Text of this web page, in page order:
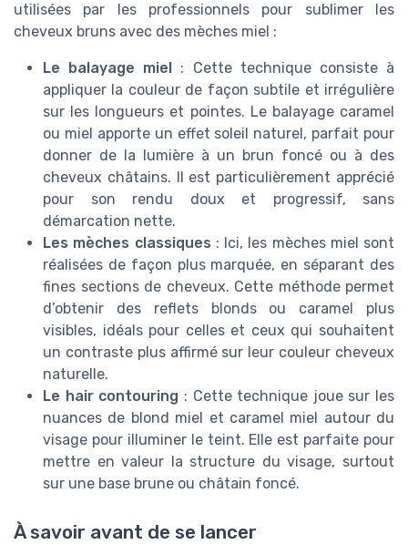
utilisées par les professionnels pour sublimer les
cheveux bruns avec des mèches miel :
Le balayage miel : Cette technique consiste à
appliquer la couleur de façon subtile et irrégulière
sur les longueurs et pointes. Le balayage caramel
ou miel apporte un effet soleil naturel, parfait pour
donner de la lumière à un brun foncé ou à des
cheveux châtains. Il est particulièrement apprécié
pour son rendu doux et progressif, sans
démarcation nette.
Les mèches classiques : Ici, les mèches miel sont
réalisées de façon plus marquée, en séparant des
fines sections de cheveux. Cette méthode permet
d’obtenir des reflets blonds ou caramel plus
visibles, idéals pour celles et ceux qui souhaitent
un contraste plus affirmé sur leur couleur cheveux
naturelle.
Le hair contouring : Cette technique joue sur les
nuances de blond miel et caramel miel autour du
visage pour illuminer le teint. Elle est parfaite pour
mettre en valeur la structure du visage, surtout
sur une base brune ou châtain foncé.
À savoir avant de se lancer